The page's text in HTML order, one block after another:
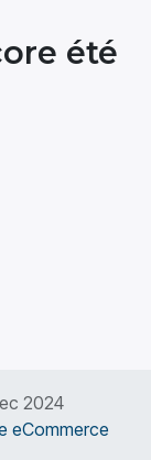
été
2024
eCommerce